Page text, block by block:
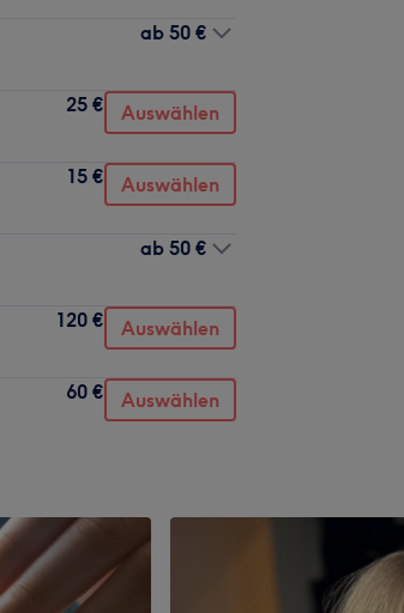
ab 50 €
25 € Auswählen
15 € Auswählen
ab 50 €
120 € Auswählen
60 € Auswählen